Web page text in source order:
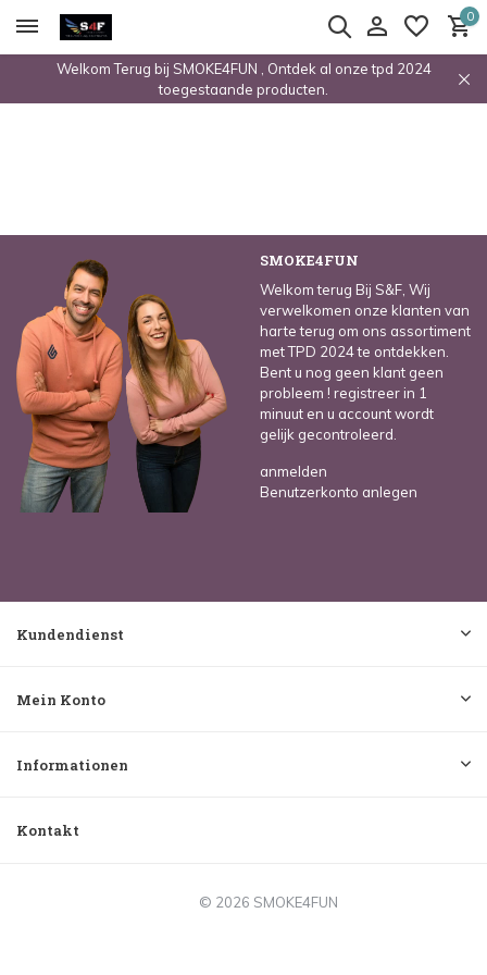
0
Welkom Terug bij SMOKE4FUN , Ontdek al onze tpd 2024
toegestaande producten.
SMOKE4FUN
Welkom terug Bij S&F, Wij
verwelkomen onze klanten van
harte terug om ons assortiment
met TPD 2024 te ontdekken.
Bent u nog geen klant geen
probleem ! registreer in 1
minuut en u account wordt
gelijk gecontroleerd.
anmelden
Benutzerkonto anlegen
Kundendienst
Mein Konto
Informationen
Kontakt
© 2026 SMOKE4FUN